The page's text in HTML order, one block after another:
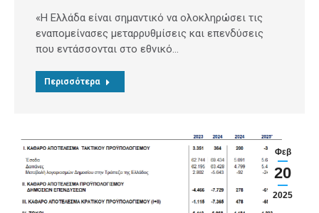
«Η Ελλάδα είναι σημαντικό να ολοκληρώσει τις
εναπομείνασες μεταρρυθμίσεις και επενδύσεις
που εντάσσονται στο εθνικό…
Περισσότερα
Φεβ
20
2025